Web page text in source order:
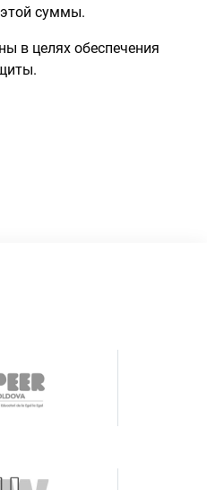
суммы.
в целях обеспечения